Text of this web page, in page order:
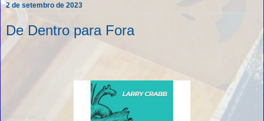
2 de setembro de 2023
De Dentro para Fora